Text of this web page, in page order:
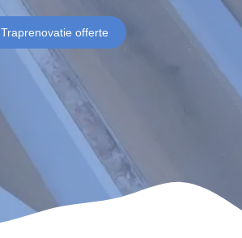
Traprenovatie offerte